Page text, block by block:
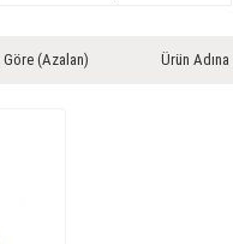
Göre (Azalan) Ürün